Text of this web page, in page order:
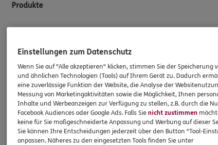
Produkte
Kfz-Versicherung
Krankenversicherung
Versicherungen für den privaten Bedarf
Versicherungen für Geschäftskunden
Hilfe & Services
Einstellungen zum Datenschutz
Wenn Sie auf "Alle akzeptieren" klicken, stimmen Sie der Speicherung
und ähnlichen Technologien (Tools) auf Ihrem Gerät zu. Dadurch
eine zuverlässige Funktion der Website, die Analyse der
Messung von Marketingaktivitäten sowie die Möglichkeit, Ihnen
Inhalte und Werbeanzeigen zur Verfügung zu stellen, z.B. durch die
Facebook Audiences oder Google Ads. Falls Sienicht zustimmen
keine für Sie maßgeschneiderte Anpassung und Werbung auf dieser
Sie können Ihre Entscheidungen jederzeit über den Button "Tool-
anpassen. Näheres zu den eingesetzten Tools finden Sie unter